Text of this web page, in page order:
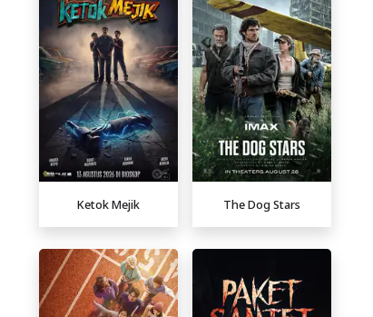
Ketok Mejik The Dog Stars